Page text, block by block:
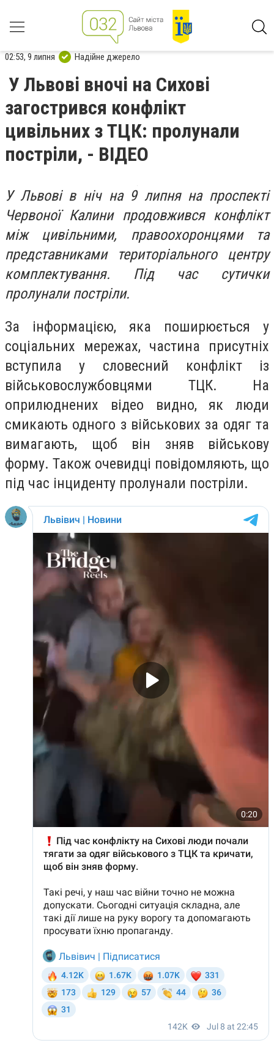
02:53, 9 липня Надійне джерело
У Львові вночі на Сихові
загострився конфлікт
цивільних з ТЦК: пролунали
постріли, - ВІДЕО
У Львові в ніч на 9 липня на проспекті
Червоної Калини продовжився конфлікт
між цивільними, правоохоронцями та
представниками територіального центру
комплектування. Під час сутички
пролунали постріли.
За інформацією, яка поширюється у
соціальних мережах, частина присутніх
вступила у словесний конфлікт із
військовослужбовцями ТЦК. На
оприлюднених відео видно, як люди
смикають одного з військових за одяг та
вимагають, щоб він зняв військову
форму. Також очевидці повідомляють, що
під час інциденту пролунали постріли.